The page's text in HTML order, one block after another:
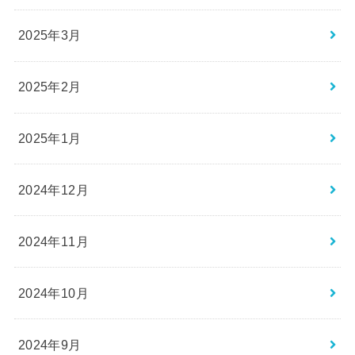
2025年3月
2025年2月
2025年1月
2024年12月
2024年11月
2024年10月
2024年9月